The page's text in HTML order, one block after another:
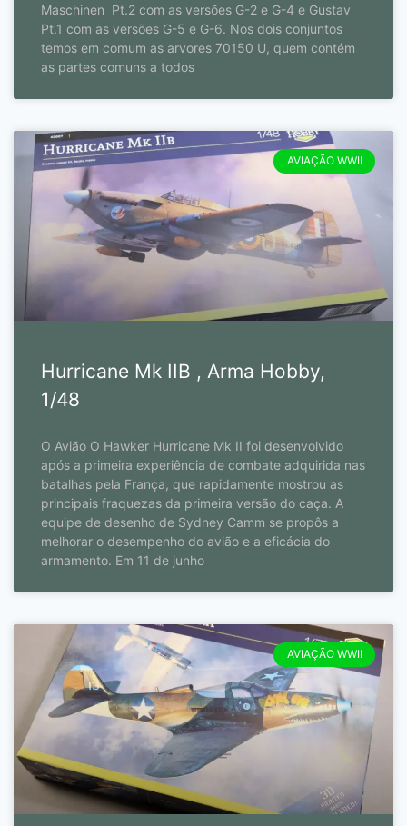
Maschinen Pt.2 com as versões G-2 e G-4 e Gustav
Pt.1 com as versões G-5 e G-6. Nos dois conjuntos
temos em comum as arvores 70150 U, quem contém
as partes comuns a todos
AVIAÇÃO WWII
Hurricane Mk IIB , Arma Hobby,
1/48
O Avião O Hawker Hurricane Mk II foi desenvolvido
após a primeira experiência de combate adquirida nas
batalhas pela França, que rapidamente mostrou as
principais fraquezas da primeira versão do caça. A
equipe de desenho de Sydney Camm se propôs a
melhorar o desempenho do avião e a eficácia do
armamento. Em 11 de junho
AVIAÇÃO WWII